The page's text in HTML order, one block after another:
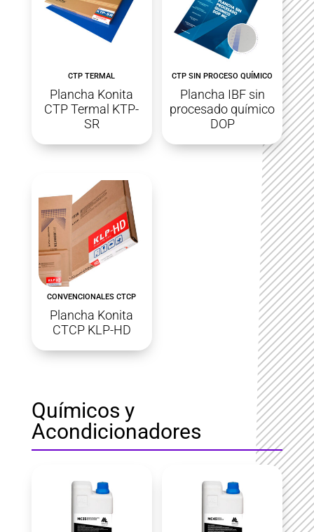
CTP TERMAL
Plancha Konita
CTP Termal KTP-
SR
CTP SIN PROCESO QUÍMICO
Plancha IBF sin
procesado químico
DOP
CONVENCIONALES CTCP
Plancha Konita
CTCP KLP-HD
Químicos y
Acondicionadores